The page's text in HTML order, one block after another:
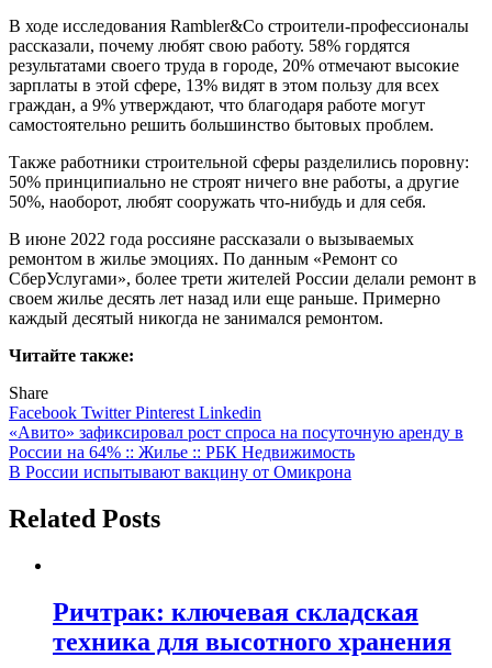
В ходе исследования Rambler&Co строители-профессионалы
рассказали, почему любят свою работу. 58% гордятся
результатами своего труда в городе, 20% отмечают высокие
зарплаты в этой сфере, 13% видят в этом пользу для всех
граждан, а 9% утверждают, что благодаря работе могут
самостоятельно решить большинство бытовых проблем.
Также работники строительной сферы разделились поровну:
50% принципиально не строят ничего вне работы, а другие
50%, наоборот, любят сооружать что-нибудь и для себя.
В июне 2022 года россияне рассказали о вызываемых
ремонтом в жилье эмоциях. По данным «Ремонт со
СберУслугами», более трети жителей России делали ремонт в
своем жилье десять лет назад или еще раньше. Примерно
каждый десятый никогда не занимался ремонтом.
Читайте также:
Share
Facebook TwitterPinterest Linkedin
Навигация
по
«Авито» зафиксировал рост спроса на посуточную аренду в
России на 64% :: Жилье :: РБК Недвижимость
В России испытывают вакцину от Омикрона
Related Posts
Ричтрак: ключевая складская
техника для высотного хранения